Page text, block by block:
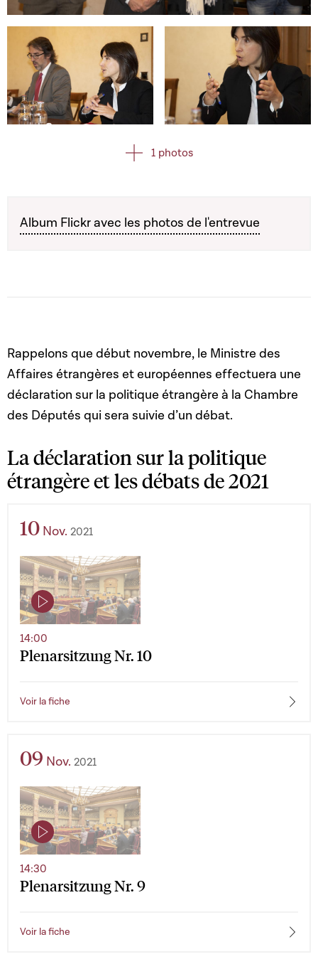
Open image in gallery
Open image in gallery Open image in gallery
1 photos
Album Flickr avec les photos de l'entrevue
Rappelons que début novembre, le Ministre des
Affaires étrangères et européennes effectuera une
déclaration sur la politique étrangère à la Chambre
des Députés qui sera suivie d’un débat.
La déclaration sur la politique
étrangère et les débats de 2021
10 Nov. 2021
Plenarsitzung Nr. 10
14:00
Voir la fiche
09 Nov. 2021
Plenarsitzung Nr. 9
14:30
Voir la fiche